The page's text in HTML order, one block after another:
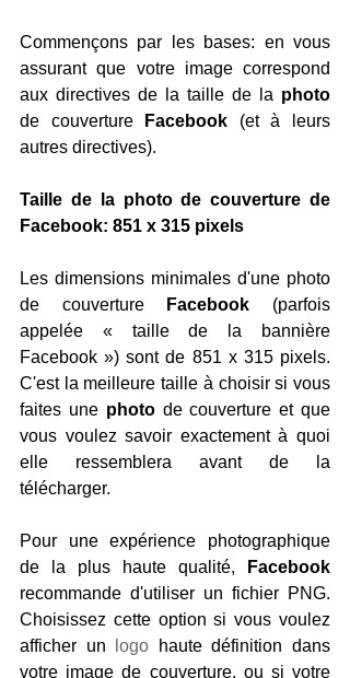
Commençons par les bases: en vous
assurant que votre image correspond
aux directives de la taille de la photo
de couverture
Facebook (et à leurs
autres directives).
Taille de la photo de couverture de
Facebook: 851 x 315 pixels
Les dimensions minimales d'une photo
de couverture
Facebook (parfois
appelée « taille de la bannière
Facebook ») sont de 851 x 315 pixels.
C'est la meilleure taille à choisir si vous
faites une photo de couverture et que
vous voulez savoir exactement à quoi
elle ressemblera avant de la
télécharger.
Pour une expérience photographique
de la plus haute qualité,
Facebook
recommande d'utiliser un fichier PNG.
Choisissez cette option si vous voulez
afficher un
logo haute définition dans
votre image de couverture, ou si votre